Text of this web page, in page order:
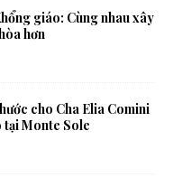
giáo: Cùng nhau xây
hơn
cho Cha Elia Comini
tại Monte Sole